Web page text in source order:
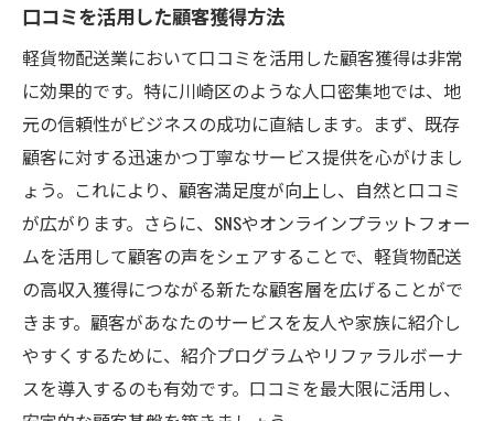
口コミを活用した顧客獲得方法
軽貨物配送業において口コミを活用した顧客獲得は非常
に効果的です。特に川崎区のような人口密集地では、地
元の信頼性がビジネスの成功に直結します。まず、既存
顧客に対する迅速かつ丁寧なサービス提供を心がけまし
ょう。これにより、顧客満足度が向上し、自然と口コミ
が広がります。さらに、SNSやオンラインプラットフォー
ムを活用して顧客の声をシェアすることで、軽貨物配送
の高収入獲得につながる新たな顧客層を広げることがで
きます。顧客があなたのサービスを友人や家族に紹介し
やすくするために、紹介プログラムやリファラルボーナ
スを導入するのも有効です。口コミを最大限に活用し、